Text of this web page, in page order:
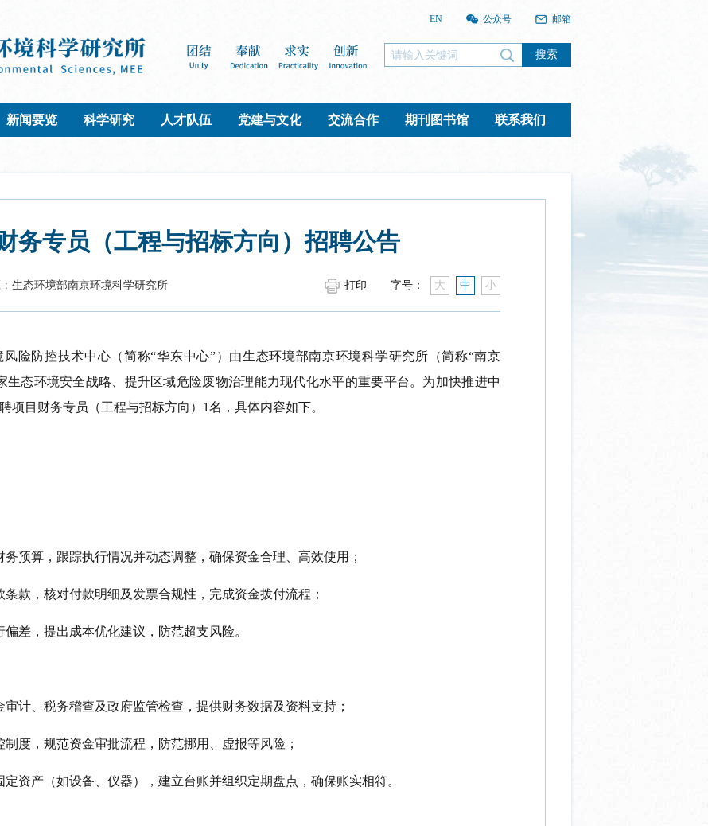
EN 公众号 邮箱
搜索
新闻要览 科学研究 人才队伍 党建与文化 交流合作 期刊图书馆 联系我们
务专员（工程与招标方向）招聘公告
生态环境部南京环境科学研究所 字号： 大 中 小
打印
险防控技术中心（简称“华东中心”）由生态环境部南京环境科学研究所（简称“南京
生态环境安全战略、提升区域危险废物治理能力现代化水平的重要平台。为加快推进中
项目财务专员（工程与招标方向）1名，具体内容如下。
务预算，跟踪执行情况并动态调整，确保资金合理、高效使用；
条款，核对付款明细及发票合规性，完成资金拨付流程；
差，提出成本优化建议，防范超支风险。
审计、税务稽查及政府监管检查，提供财务数据及资料支持；
制度，规范资金审批流程，防范挪用、虚报等风险；
资产（如设备、仪器），建立台账并组织定期盘点，确保账实相符。